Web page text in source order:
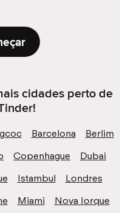
cidades perto de
Barcelona
Berlim
Copenhague
Dubai
Istambul
Londres
Miami
Nova Iorque